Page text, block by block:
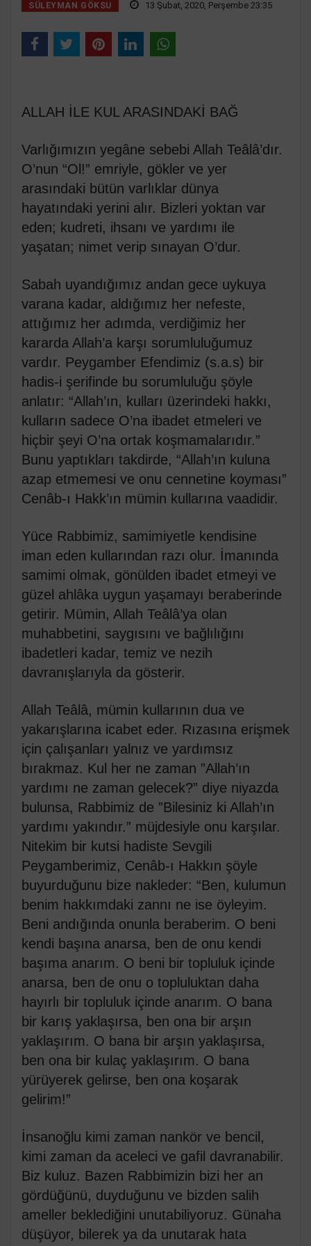
SÜLEYMAN GÖKSU 13 Şubat, 2020, Perşembe 23:35
ALLAH İLE KUL ARASINDAKİ BAĞ
Varlığımızın yegâne sebebi Allah Teâlâ’dır.
O’nun “Ol!” emriyle, gökler ve yer
arasındaki bütün varlıklar dünya
hayatındaki yerini alır. Bizleri yoktan var
eden; kudreti, ihsanı ve yardımı ile
yaşatan; nimet verip sınayan O’dur.
Sabah uyandığımız andan gece uykuya
varana kadar, aldığımız her nefeste,
attığımız her adımda, verdiğimiz her
kararda Allah’a karşı sorumluluğumuz
vardır. Peygamber Efendimiz (s.a.s) bir
hadis-i şerifinde bu sorumluluğu şöyle
anlatır: “Allah’ın, kulları üzerindeki hakkı,
kulların sadece O’na ibadet etmeleri ve
hiçbir şeyi O’na ortak koşmamalarıdır.”
Bunu yaptıkları takdirde, “Allah’ın kuluna
azap etmemesi ve onu cennetine koyması”
Cenâb-ı Hakk’ın mümin kullarına vaadidir.
Yüce Rabbimiz, samimiyetle kendisine
iman eden kullarından razı olur. İmanında
samimi olmak, gönülden ibadet etmeyi ve
güzel ahlâka uygun yaşamayı beraberinde
getirir. Mümin, Allah Teâlâ’ya olan
muhabbetini, saygısını ve bağlılığını
ibadetleri kadar, temiz ve nezih
davranışlarıyla da gösterir.
Allah Teâlâ, mümin kullarının dua ve
yakarışlarına icabet eder. Rızasına erişmek
için çalışanları yalnız ve yardımsız
bırakmaz. Kul her ne zaman ”Allah’ın
yardımı ne zaman gelecek?” diye niyazda
bulunsa, Rabbimiz de ”Bilesiniz ki Allah’ın
yardımı yakındır.” müjdesiyle onu karşılar.
Nitekim bir kutsi hadiste Sevgili
Peygamberimiz, Cenâb-ı Hakkın şöyle
buyurduğunu bize nakleder: “Ben, kulumun
benim hakkımdaki zannı ne ise öyleyim.
Beni andığında onunla beraberim. O beni
kendi başına anarsa, ben de onu kendi
başıma anarım. O beni bir topluluk içinde
anarsa, ben de onu o topluluktan daha
hayırlı bir topluluk içinde anarım. O bana
bir karış yaklaşırsa, ben ona bir arşın
yaklaşırım. O bana bir arşın yaklaşırsa,
ben ona bir kulaç yaklaşırım. O bana
yürüyerek gelirse, ben ona koşarak
gelirim!”
İnsanoğlu kimi zaman nankör ve bencil,
kimi zaman da aceleci ve gafil davranabilir.
Biz kuluz. Bazen Rabbimizin bizi her an
gördüğünü, duyduğunu ve bizden salih
ameller beklediğini unutabiliyoruz. Günaha
düşüyor, bilerek ya da unutarak hata